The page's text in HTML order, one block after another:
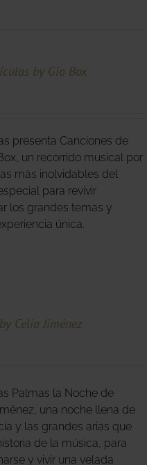
by Gio Box
presenta Canciones de
un recorrido musical por
más inolvidables del
para revivir
los grandes temas y
única.
Celia Jiménez
Palmas la Noche de
una noche llena de
y las grandes arias que
de la música, para
y vivir una velada